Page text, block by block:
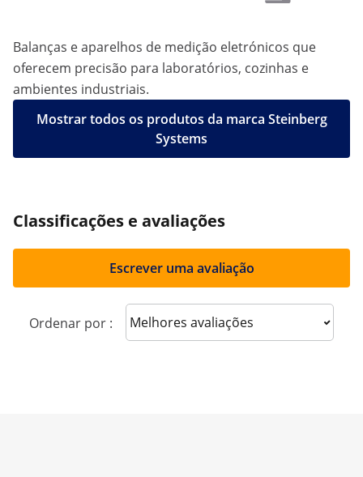
Balanças e aparelhos de medição eletrónicos que
oferecem precisão para laboratórios, cozinhas e
ambientes industriais.
Mostrar todos os produtos da marca Steinberg
Systems
Classificações e avaliações
Escrever uma avaliação
Ordenar por : Sort reviews